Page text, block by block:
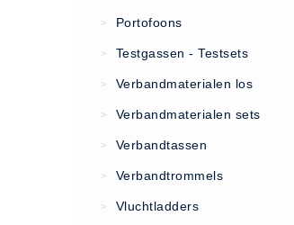
AED apparaten (11)
AED batterijen (12)
AED binnen - buiten kasten (11)
AED elektroden (18)
AED tassen (14)
> Portofoons
> Testgassen - Testsets
> Verbandmaterialen los
> Verbandmaterialen sets
> Verbandtassen
> Verbandtrommels
> Vluchtladders